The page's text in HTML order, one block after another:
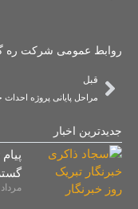
روابط عمومی شرکت ره
قبل
جدیدترین اخبار
مرداد 17, 1405